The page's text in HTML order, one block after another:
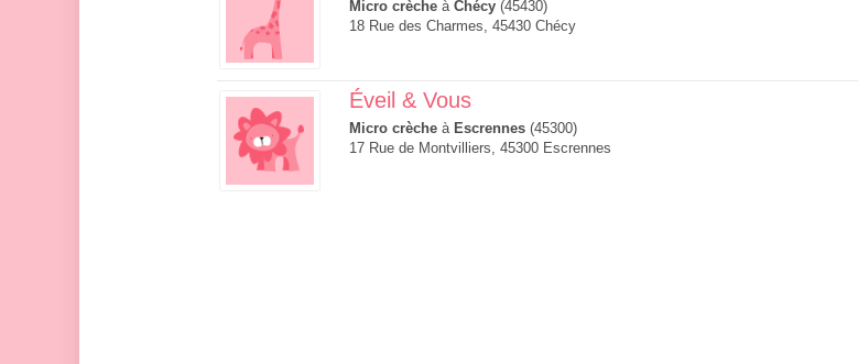
Micro crèche à Chécy (45430)
18 Rue des Charmes, 45430 Chécy
Éveil & Vous
Micro crèche à Escrennes (45300)
17 Rue de Montvilliers, 45300 Escrennes